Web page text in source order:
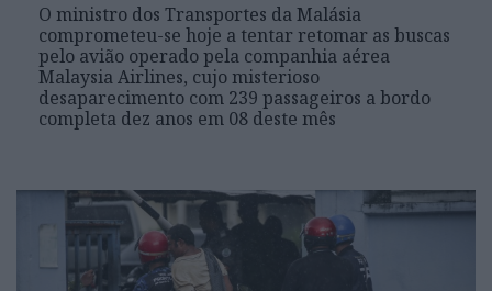
O ministro dos Transportes da Malásia
comprometeu-se hoje a tentar retomar as buscas
pelo avião operado pela companhia aérea
Malaysia Airlines, cujo misterioso
desaparecimento com 239 passageiros a bordo
completa dez anos em 08 deste mês